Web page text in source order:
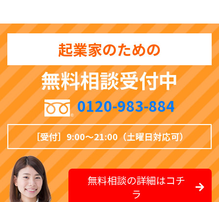
無料相談の詳細はコチ
ラ
起業家のための
無料相談受付中
0120-983-884
［受付］9:00〜21:00（土曜日対応可）